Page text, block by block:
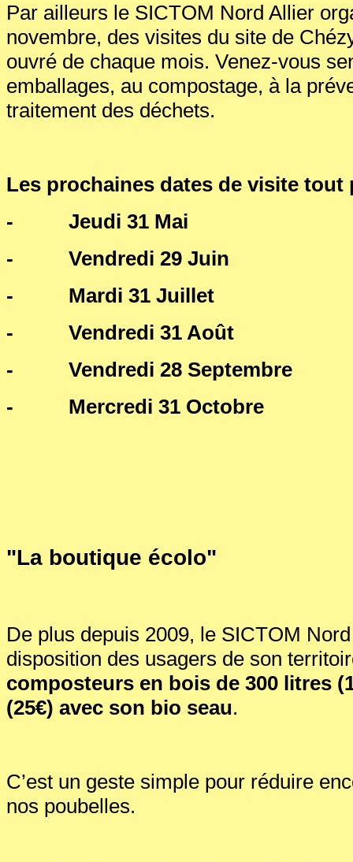
Par ailleurs le SICTOM Nord Allier
novembre, des visites du site de
ouvré de chaque mois. Venez-vous
emballages, au compostage, à la
traitement des déchets.
Les prochaines dates de visite tout
- Jeudi 31 Mai
- Vendredi 29 Juin
- Mardi 31 Juillet
- Vendredi 31 Août
- Vendredi 28 Septembre
- Mercredi 31 Octobre
"La boutique écolo"
De plus depuis 2009, le SICTOM
disposition des usagers de son
composteurs en bois de 300 litres
(25€) avec son bio seau.
C’est un geste simple pour réduire
nos poubelles.